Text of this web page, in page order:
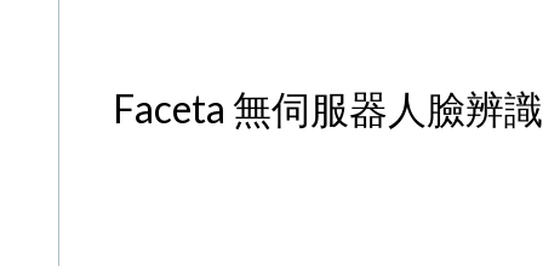
Faceta 無伺服器人臉辨